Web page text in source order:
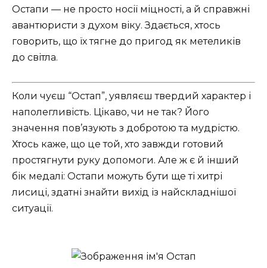
Остапи — не просто носії міцності, а й справжні
авантюристи з духом віку. Здається, хтось
говорить, що їх тягне до пригод як метеликів
до світла.
Коли чуєш “Остап”, уявляєш твердий характер і
наполегливість. Цікаво, чи не так? Його
значення пов’язують з добротою та мудрістю.
Хтось каже, що це той, хто завжди готовий
простягнути руку допомоги. Але ж є й інший
бік медалі: Остапи можуть бути ще ті хитрі
лисиці, здатні знайти вихід із найскладнішої
ситуації.